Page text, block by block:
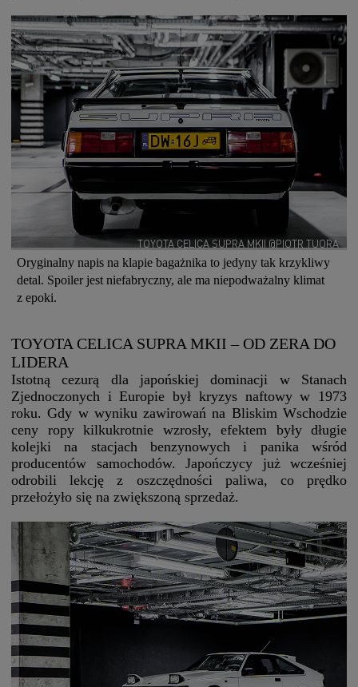
TOYOTA CELICA SUPRA MKII @PIOTR TUORA
Oryginalny napis na klapie bagażnika to jedyny tak krzykliwy
detal. Spoiler jest niefabryczny, ale ma niepodważalny klimat
z epoki.
TOYOTA CELICA SUPRA MKII – OD ZERA DO
LIDERA
Istotną cezurą dla japońskiej dominacji w Stanach
Zjednoczonych i Europie był kryzys naftowy w 1973
roku. Gdy w wyniku zawirowań na Bliskim Wschodzie
ceny ropy kilkukrotnie wzrosły, efektem były długie
kolejki na stacjach benzynowych i panika wśród
producentów samochodów. Japończycy już wcześniej
odrobili lekcję z oszczędności paliwa, co prędko
przełożyło się na zwiększoną sprzedaż.